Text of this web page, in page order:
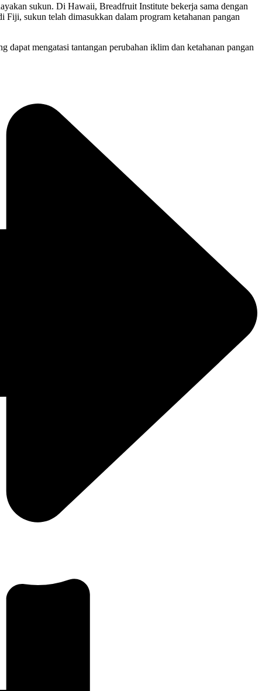
sukun. Di Hawaii, Breadfruit Institute bekerja sama dengan
sukun telah dimasukkan dalam program ketahanan pangan
dapat mengatasi tantangan perubahan iklim dan ketahanan pangan